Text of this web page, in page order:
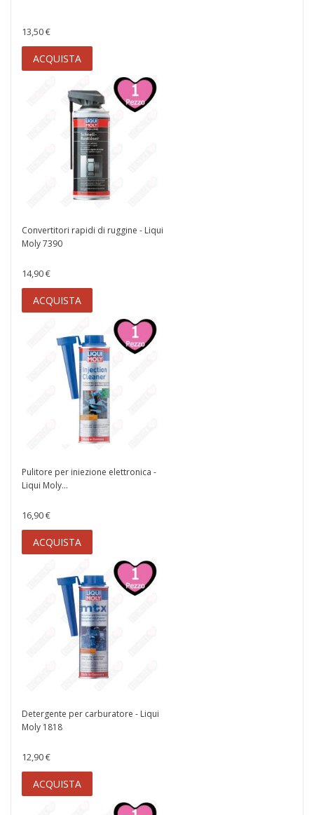
13,50 €
ACQUISTA
Convertitori rapidi di ruggine - Liqui
Moly 7390
14,90 €
ACQUISTA
Pulitore per iniezione elettronica -
Liqui Moly...
16,90 €
ACQUISTA
Detergente per carburatore - Liqui
Moly 1818
12,90 €
ACQUISTA